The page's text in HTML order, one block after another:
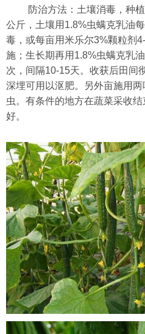
防治方法：土壤消毒，种植
公斤，土壤用1.8%虫螨克乳油
毒，或每亩用米乐尔3%颗粒剂
施；生长期再用1.8%虫螨克乳
次，间隔10-15天。收获后田间
深埋可用以沤肥。另外亩施用
虫。有条件的地方在蔬菜采收
好。